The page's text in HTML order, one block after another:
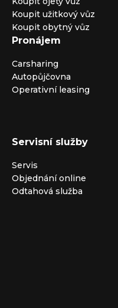
Koupit užitkový vůz
Koupit obytný vůz
Pronájem
Carsharing
Autopůjčovna
Operativní leasing
Servisní služby
Servis
Objednání online
Odtahová služba